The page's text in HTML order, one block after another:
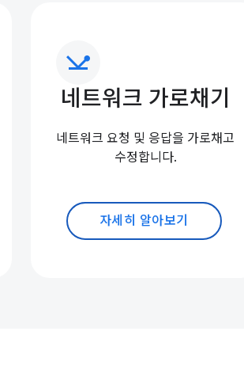
network_ping
네트워크 가로채기
네트워크 요청 및 응답을 가로채고
수정합니다.
자세히 알아보기